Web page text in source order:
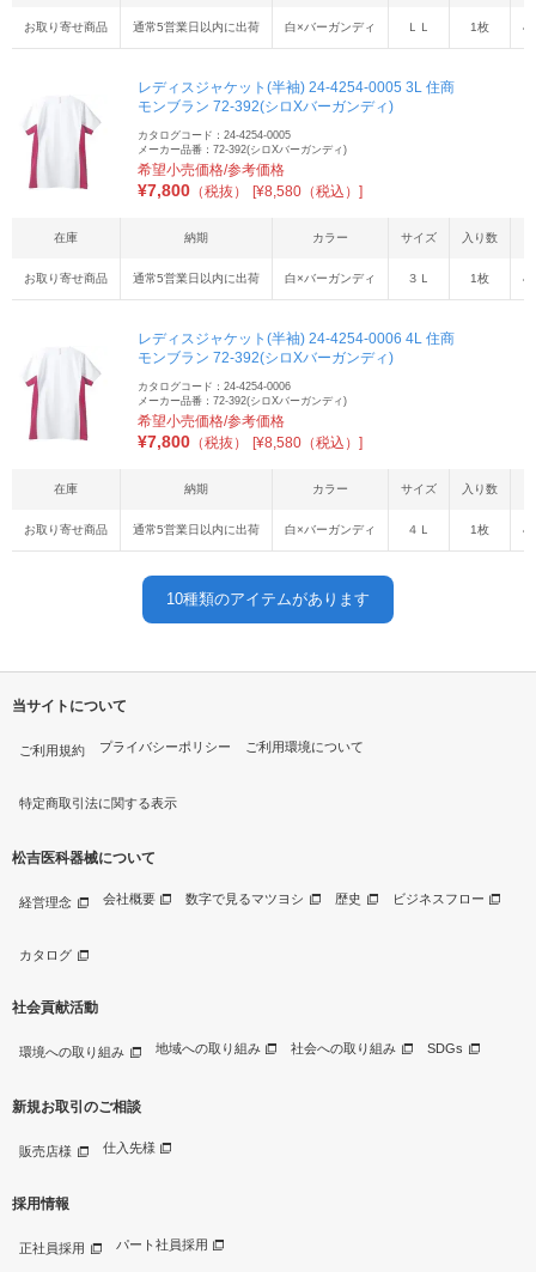
お取り寄せ商品 通常5営業日以内に出荷 白×バーガンディ ＬＬ 1枚
レディスジャケット(半袖) 24-4254-0005 3L 住商
モンブラン 72-392(シロXバーガンディ)
カタログコード：24-4254-0005
メーカー品番：72-392(シロXバーガンディ)
希望小売価格/参考価格
¥7,800 （税抜） [¥8,580（税込）]
在庫 納期 カラー サイズ 入り数
お取り寄せ商品 通常5営業日以内に出荷 白×バーガンディ ３Ｌ 1枚
レディスジャケット(半袖) 24-4254-0006 4L 住商
モンブラン 72-392(シロXバーガンディ)
カタログコード：24-4254-0006
メーカー品番：72-392(シロXバーガンディ)
希望小売価格/参考価格
¥7,800 （税抜） [¥8,580（税込）]
在庫 納期 カラー サイズ 入り数
お取り寄せ商品 通常5営業日以内に出荷 白×バーガンディ ４Ｌ 1枚
10種類のアイテムがあります
当サイトについて
ご利用規約 プライバシーポリシー ご利用環境について
特定商取引法に関する表示
松吉医科器械について
経営理念 会社概要 数字で見るマツヨシ 歴史 ビジネスフロー
カタログ
社会貢献活動
環境への取り組み 地域への取り組み 社会への取り組み SDGs
新規お取引のご相談
販売店様 仕入先様
採用情報
正社員採用 パート社員採用